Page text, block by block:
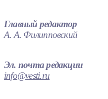
Главный редактор
А. А. Филипповский
Эл. почта редакции
info@vesti.ru